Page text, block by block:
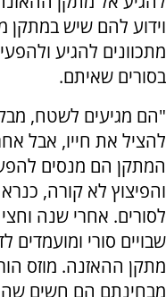
וידוע להם שיש
מתכוונים להגיע
בסורים שאיתם.
"הם מגיעים לשטח,
להציל את חייו, אבל
המתקן הם מנסים
והפיצוץ לא קורה,
שבויים סורי ומועמדים
מתקן ההאזנה. מוזס
מבחינתם הם חשים